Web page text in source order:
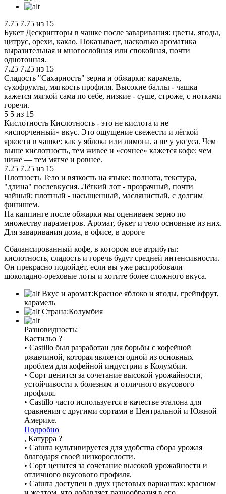
7.75 7.75 из 15
Букет Дескрипторы в чашке после заваривания: цветы, ягоды,
цитрус, орехи, какао. Показывает, насколько ароматика
выразительная и многослойная или спокойная, почти
однотонная.
7.25 7.25 из 15
Сладость "Сахарность" зерна и обжарки: карамель,
сухофрукты, мягкость профиля. Высокие баллы - чашка
кажется мягкой сама по себе, низкие - суше, строже, с нотками
горечи.
5 5 из 15
Кислотность Кислотность - это не кислота и не
«испорченный» вкус. Это ощущение свежести и лёгкой
яркости в чашке: как у яблока или лимона, а не у уксуса. Чем
выше кислотность, тем живее и «сочнее» кажется кофе; чем
ниже — тем мягче и ровнее.
7.25 7.25 из 15
Плотность Тело и вязкость на языке: полнота, текстура,
"длина" послевкусия. Лёгкий лот - прозрачный, почти
чайный; плотный - насыщенный, маслянистый, с долгим
финишем.
На каппинге после обжарки мы оцениваем зерно по
множеству параметров. Аромат, букет и тело основные из них.
Для заваривания дома, в офисе, в дороге
Сбалансированный кофе, в котором все атрибуты:
кислотность, сладость и горечь будут средней интенсивности.
Он прекрасно подойдёт, если вы уже распробовали
шоколадно-ореховые лоты и хотите более сложного вкуса.
Вкус и аромат:Красное яблоко и ягоды, грейпфрут,
карамель
Страна:Колумбия
Разновидность:
Кастильо ?
• Castillo был разработан для борьбы с кофейной
ржавчиной, которая является одной из основных
проблем для кофейной индустрии в Колумбии.
• Сорт ценится за сочетание высокой урожайности,
устойчивости к болезням и отличного вкусового
профиля.
• Castillo часто используется в качестве эталона для
сравнения с другими сортами в Центральной и Южной
Америке.
Подробно
, Катурра ?
• Caturra культивируется для удобства сбора урожая
благодаря своей низкорослости.
• Сорт ценится за сочетание высокой урожайности и
отличного вкусового профиля.
• Caturra доступен в двух цветовых вариантах: красном